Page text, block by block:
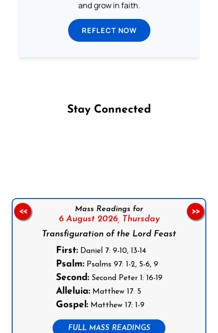
and grow in faith.
REFLECT NOW
Stay Connected
Mass Readings for
6 August 2026, Thursday
Transfiguration of the Lord Feast
First:Daniel 7: 9-10, 13-14
Psalm:Psalms 97: 1-2, 5-6, 9
Second:Second Peter 1: 16-19
Alleluia:Matthew 17: 5
Gospel:Matthew 17: 1-9
FULL MASS READINGS
<< >>